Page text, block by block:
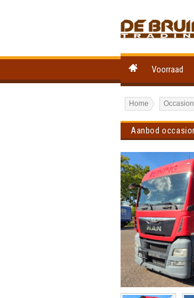
Voorraad
Home
Aanbod